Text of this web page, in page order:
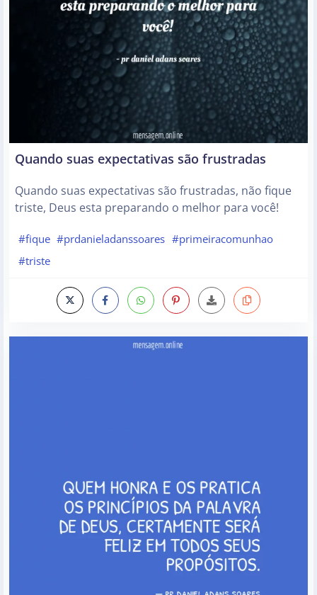
Quando suas expectativas são frustradas
Quando suas expectativas são frustradas, não fique
triste, Deus esta preparando o melhor para você!
#fique #prdanieladanssoares #primeiracomunhao
#triste